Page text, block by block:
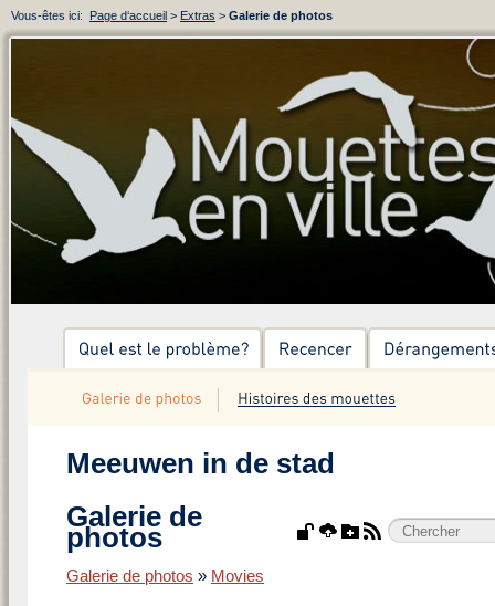
Vous-êtes ici: Page d‘accueil > Extras > Galerie de photos
Meeuwen in de stad
Galerie de
photos
Galerie de photos » Movies